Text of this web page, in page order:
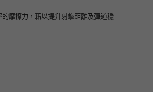
摩擦力，藉以提升射擊距離及彈道穩